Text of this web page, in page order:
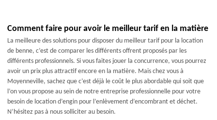
Comment faire pour avoir le meilleur tarif en la matière
La meilleure des solutions pour disposer du meilleur tarif pour la location
de benne, c’est de comparer les différents offrent proposés par les
différents professionnels. Si vous faites jouer la concurrence, vous pourrez
avoir un prix plus attractif encore en la matière. Mais chez vous à
Moyenneville, sachez que c’est déjà le coût le plus abordable qui soit que
l’on vous propose au sein de notre entreprise professionnelle pour votre
besoin de location d’engin pour l’enlèvement d’encombrant et déchet.
N’hésitez pas à nous solliciter au besoin.